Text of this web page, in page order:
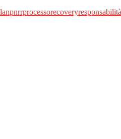
pnrrprocessorecoveryresponsabilità